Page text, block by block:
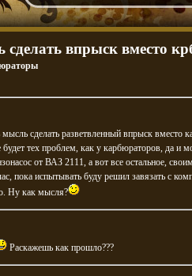
сделать впрыск вместо
сделать разветвленный впрыск вместо
будет тех проблем, как у карбюраторов, да
от ВАЗ 2111, а вот все остальное,
пока испытывать буду решил завязать с
Ну как мысля?
Раскажешь как прошло???